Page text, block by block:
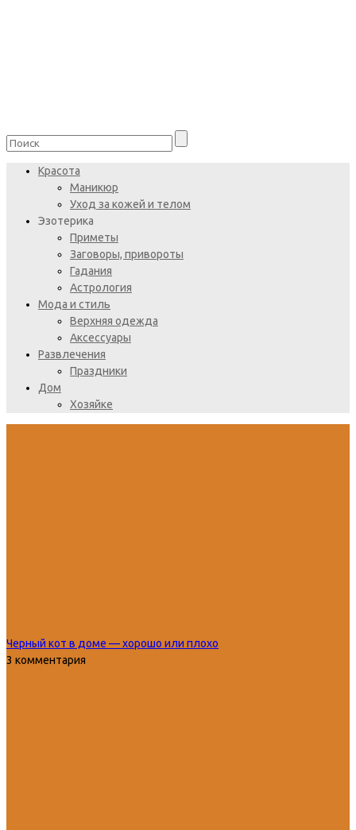
Красота
Маникюр
Уход за кожей и телом
Эзотерика
Приметы
Заговоры, привороты
Гадания
Астрология
Мода и стиль
Верхняя одежда
Аксессуары
Развлечения
Праздники
Дом
Хозяйке
Черный кот в доме — хорошо или плохо
3 комментария